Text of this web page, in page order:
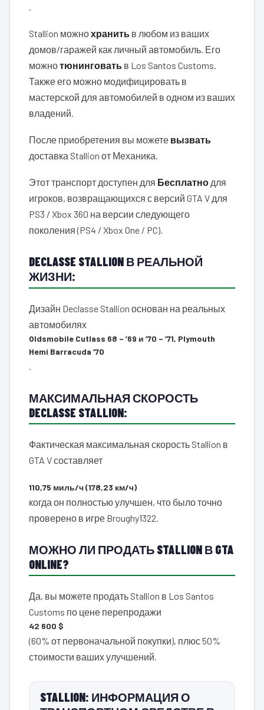
.
Stallion можнохранить в любом из ваших
домов/гаражей как личный автомобиль. Его
можнотюнинговать в Los Santos Customs.
Также его можно модифицировать в
мастерской для автомобилей в одном из ваших
владений.
После приобретения вы можете вызвать
доставка Stallion от Механика.
Этот транспорт доступен для Бесплатно для
игроков, возвращающихся с версий GTA V для
PS3 / Xbox 360 на версии следующего
поколения (PS4 / Xbox One / PC).
DECLASSE STALLION В РЕАЛЬНОЙ
ЖИЗНИ:
Дизайн Declasse Stallion основан на реальных
автомобилях
Oldsmobile Cutlass 68 – ’69 и ’70 – ’71, Plymouth
Hemi Barracuda ’70
.
МАКСИМАЛЬНАЯ СКОРОСТЬ
DECLASSE STALLION:
Фактическая максимальная скорость Stallion в
GTA V составляет
110,75 миль/ч (178,23 км/ч)
когда он полностью улучшен, что было точно
проверено в игре Broughy1322.
МОЖНО ЛИ ПРОДАТЬ STALLION В GTA
ONLINE?
Да, вы можете продать Stallion в Los Santos
Customs по цене перепродажи
42 600 $
(60% от первоначальной покупки), плюс 50%
стоимости ваших улучшений.
STALLION: ИНФОРМАЦИЯ О